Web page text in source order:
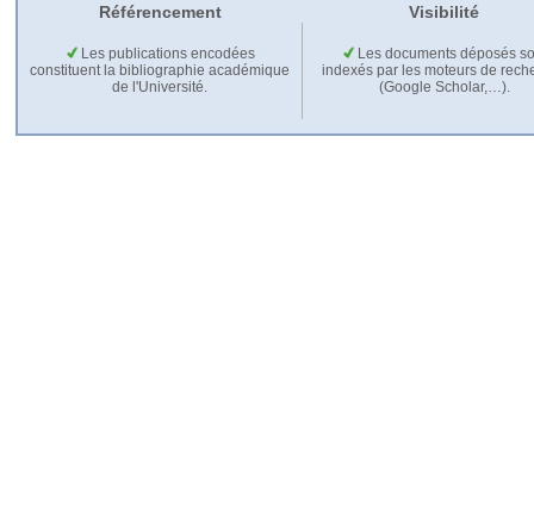
Référencement Visibilité
Les publications encodées
constituent la bibliographie académique
de l'Université.
Les documents déposés
indexés par les moteurs de
(Google Scholar,…).